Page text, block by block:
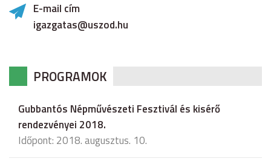
E-mail cím
igazgatas@uszod.hu
PROGRAMOK
Gubbantós Népművészeti Fesztivál és kisérő
rendezvényei 2018.
Időpont: 2018. augusztus. 10.